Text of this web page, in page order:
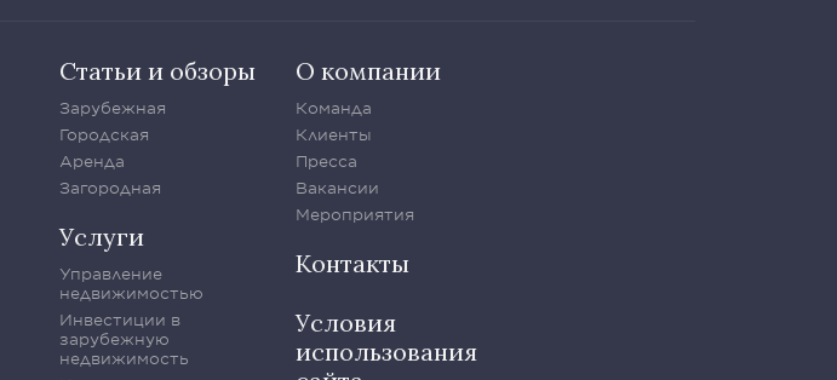
Статьи и обзоры
Зарубежная
Городская
Аренда
Загородная
Услуги
Управление
недвижимостью
Инвестиции в
зарубежную
недвижимость
О компании
Команда
Клиенты
Пресса
Вакансии
Мероприятия
Контакты
Условия
использования